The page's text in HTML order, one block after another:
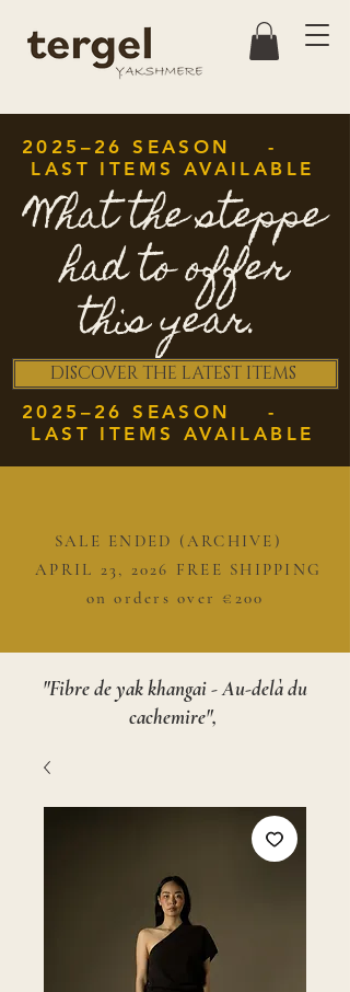
2025–26 SEASON -
LAST ITEMS AVAILABLE
What the steppe
had to offer
this year.
DISCOVER THE LATEST ITEMS
2025–26 SEASON -
LAST ITEMS AVAILABLE
SALE ENDED (ARCHIVE)
APRIL 23, 2026 FREE SHIPPING
on orders over €200
"Fibre de yak khangai - Au-delà du
cachemire",